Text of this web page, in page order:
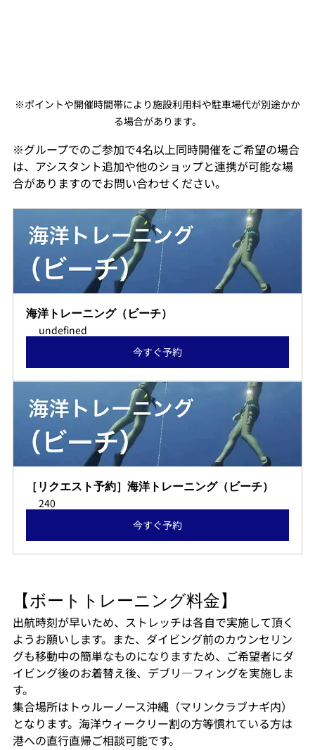
※ポイントや開催時間帯により施設利用料や駐車場代が別途かか
る場合があります。
※グループでのご参加で4名以上同時開催をご希望の場合
は、アシスタント追加や他のショップと連携が可能な場
合がありますのでお問い合わせください。
海洋トレーニング（ビーチ）
undefined
今すぐ予約
［リクエスト予約］海洋トレーニング（ビーチ）
240
今すぐ予約
【ボートトレーニング料金】
出航時刻が早いため、ストレッチは各自で実施して頂く
ようお願いします。また、ダイビング前のカウンセリン
グも移動中の簡単なものになりますため、ご希望者にダ
イビング後のお着替え後、デブリ―フィングを実施しま
す。
集合場所はトゥルーノース沖縄（マリンクラブナギ内）
となります。海洋ウィークリー割の方等慣れている方は
港への直行直帰ご相談可能です。